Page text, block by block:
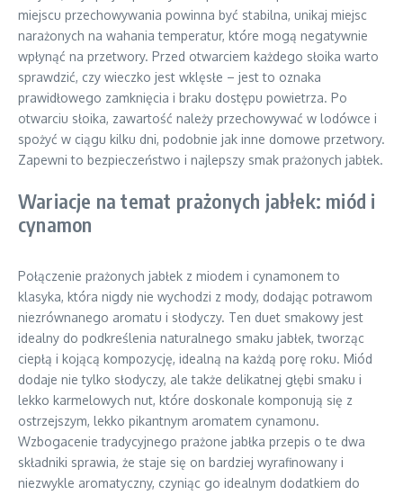
miejscu przechowywania powinna być stabilna, unikaj miejsc
narażonych na wahania temperatur, które mogą negatywnie
wpłynąć na przetwory. Przed otwarciem każdego słoika warto
sprawdzić, czy wieczko jest wklęsłe – jest to oznaka
prawidłowego zamknięcia i braku dostępu powietrza. Po
otwarciu słoika, zawartość należy przechowywać w lodówce i
spożyć w ciągu kilku dni, podobnie jak inne domowe przetwory.
Zapewni to bezpieczeństwo i najlepszy smak prażonych jabłek.
Wariacje na temat prażonych jabłek: miód i
cynamon
Połączenie prażonych jabłek z miodem i cynamonem to
klasyka, która nigdy nie wychodzi z mody, dodając potrawom
niezrównanego aromatu i słodyczy. Ten duet smakowy jest
idealny do podkreślenia naturalnego smaku jabłek, tworząc
ciepłą i kojącą kompozycję, idealną na każdą porę roku. Miód
dodaje nie tylko słodyczy, ale także delikatnej głębi smaku i
lekko karmelowych nut, które doskonale komponują się z
ostrzejszym, lekko pikantnym aromatem cynamonu.
Wzbogacenie tradycyjnego prażone jabłka przepis o te dwa
składniki sprawia, że staje się on bardziej wyrafinowany i
niezwykle aromatyczny, czyniąc go idealnym dodatkiem do